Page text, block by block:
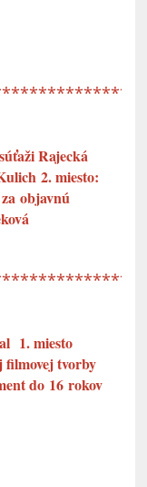
Rajecká
2. miesto:
objavnú
1. miesto
filmovej tvorby
do 16 rokov